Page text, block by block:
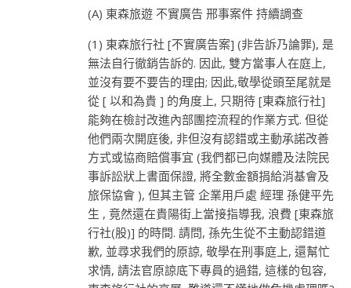
(A) 東森旅遊 不實廣告 邢事案件 持續調查
(1) 東森旅行社 [不實廣告案] (非告訴乃論罪), 是
無法自行徹銷告訴的. 因此, 雙方當事人在庭上,
並沒有要不要告的理由; 因此,敬學從頭至尾就是
從 [ 以和為貴 ] 的角度上, 只期待 [東森旅行社]
能夠在檢討改進內部團控流程的作業方式. 但從
他們兩次開庭後, 非但沒有認錯或主動承諾改善
方式或協商賠償事宜 (我們都已向媒體及法院民
事訴訟狀上書面保證, 將全數金額捐給消基會及
旅保協會 ), 但其主管 企業用戶處 經理 孫健平先
生 , 竟然還在貴陽街上當接指導我, 浪費 [東森旅
行社(股)] 的時間. 請問, 孫先生從不主動認錯道
歉, 並尋求我們的原諒, 敬學在刑事庭上, 還幫忙
求情, 請法官原諒底下專員的過錯, 這樣的包容,